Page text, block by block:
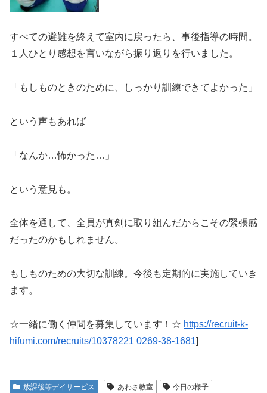
すべての避難を終えて室内に戻ったら、事後指導の時間。
１人ひとり感想を言いながら振り返りを行いました。
「もしものときのために、しっかり訓練できてよかった」
という声もあれば
「なんか…怖かった…」
という意見も。
全体を通して、全員が真剣に取り組んだからこその緊張感
だったのかもしれません。
もしものための大切な訓練。今後も定期的に実施していき
ます。
☆一緒に働く仲間を募集しています！☆ https://recruit-k-
hifumi.com/recruits/10378221 0269-38-1681]
放課後等デイサービス あわさ教室
今日の様子